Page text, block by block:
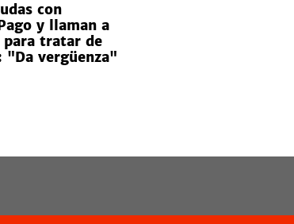
con
y llaman a
para tratar de
"Da vergüenza"